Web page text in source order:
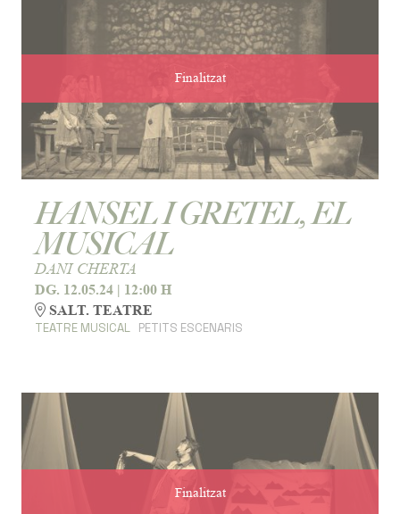
Finalitzat
HANSEL I GRETEL, EL
MUSICAL
DANI CHERTA
DG. 12.05.24 | 12:00 H
SALT. TEATRE
TEATRE MUSICAL PETITS ESCENARIS
Finalitzat